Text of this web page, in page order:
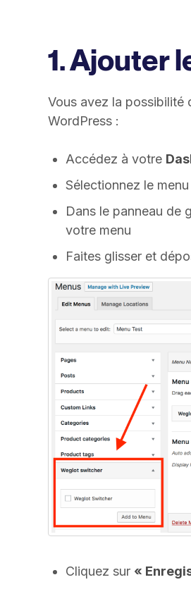
1. Ajouter
Vous avez la possibilité
WordPress :
Accédez à votre
Sélectionnez le
Dans le panneau de
votre menu
Faites glisser et
Cliquez sur «